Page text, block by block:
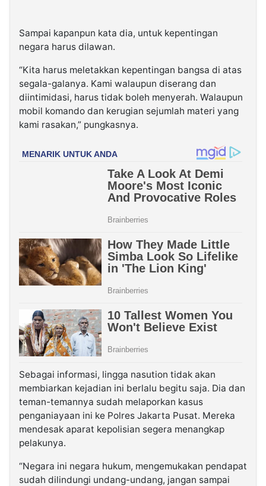
Sampai kapanpun kata dia, untuk kepentingan
negara harus dilawan.
“Kita harus meletakkan kepentingan bangsa di atas
segala-galanya. Kami walaupun diserang dan
diintimidasi, harus tidak boleh menyerah. Walaupun
mobil komando dan kerugian sejumlah materi yang
kami rasakan,” pungkasnya.
Sebagai informasi, lingga nasution tidak akan
membiarkan kejadian ini berlalu begitu saja. Dia dan
teman-temannya sudah melaporkan kasus
penganiayaan ini ke Polres Jakarta Pusat. Mereka
mendesak aparat kepolisian segera menangkap
pelakunya.
“Negara ini negara hukum, mengemukakan pendapat
sudah dilindungi undang-undang, jangan sampai